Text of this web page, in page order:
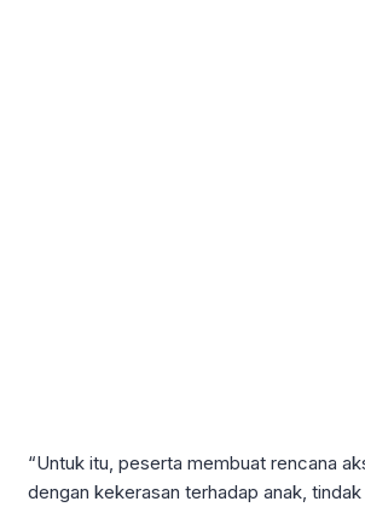
“Untuk itu, peserta membuat rencana
dengan kekerasan terhadap anak, tindak